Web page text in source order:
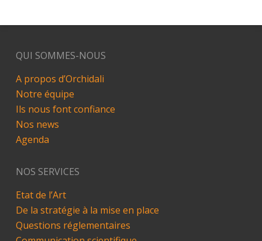
QUI SOMMES-NOUS
A propos d’Orchidali
Notre équipe
Ils nous font confiance
Nos news
Agenda
NOS SERVICES
Etat de l’Art
De la stratégie à la mise en place
Questions réglementaires